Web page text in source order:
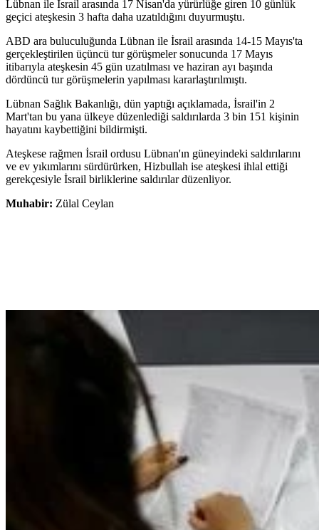
Lübnan ile İsrail arasında 17 Nisan'da yürürlüğe giren 10 günlük
geçici ateşkesin 3 hafta daha uzatıldığını duyurmuştu.
ABD ara buluculuğunda Lübnan ile İsrail arasında 14-15 Mayıs'ta
gerçekleştirilen üçüncü tur görüşmeler sonucunda 17 Mayıs
itibarıyla ateşkesin 45 gün uzatılması ve haziran ayı başında
dördüncü tur görüşmelerin yapılması kararlaştırılmıştı.
Lübnan Sağlık Bakanlığı, dün yaptığı açıklamada, İsrail'in 2
Mart'tan bu yana ülkeye düzenlediği saldırılarda 3 bin 151 kişinin
hayatını kaybettiğini bildirmişti.
Ateşkese rağmen İsrail ordusu Lübnan'ın güneyindeki saldırılarını
ve ev yıkımlarını sürdürürken, Hizbullah ise ateşkesi ihlal ettiği
gerekçesiyle İsrail birliklerine saldırılar düzenliyor.
Muhabir: Zülal Ceylan